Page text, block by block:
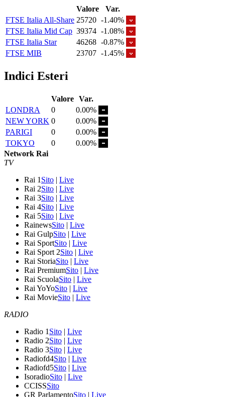
Valore
Var.
FTSE Italia All-Share 25720 -1.40%
FTSE Italia Mid Cap 39374 -1.08%
FTSE Italia Star
46268 -0.87%
FTSE MIB
23707 -1.45%
Indici Esteri
Valore Var.
LONDRA
0
0.00%
NEW YORK 0
0.00%
PARIGI
0
0.00%
TOKYO
0
0.00%
Network Rai
TV
Rai 1 Sito | Live
Rai 2Sito | Live
Rai 3Sito | Live
Rai 4Sito | Live
Rai 5Sito | Live
RainewsSito | Live
Rai GulpSito | Live
Rai SportSito | Live
Rai Sport 2Sito | Live
Rai StoriaSito | Live
Rai PremiumSito | Live
Rai ScuolaSito | Live
Rai YoYoSito | Live
Rai MovieSito | Live
RADIO
Radio 1 Sito | Live
Radio 2Sito | Live
Radio 3Sito | Live
Radiofd4Sito | Live
Radiofd5Sito | Live
IsoradioSito | Live
CCISSSito
GR ParlamentoSito | Live